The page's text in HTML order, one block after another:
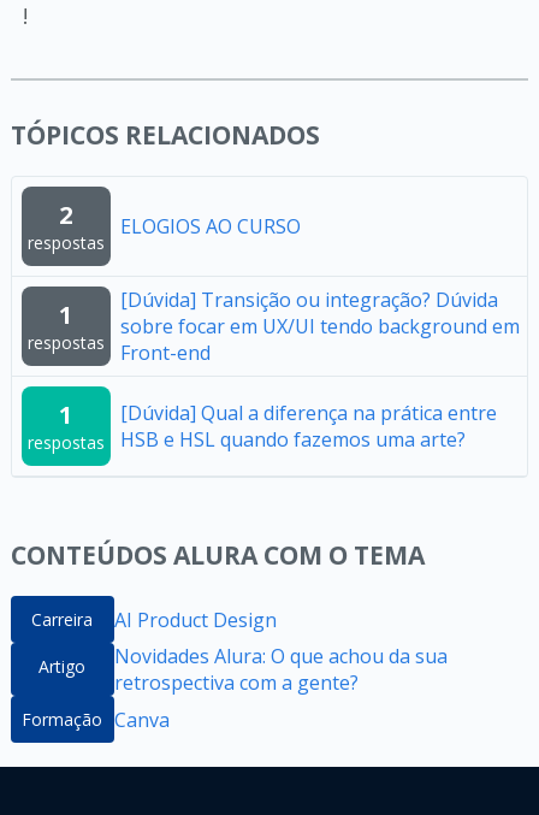
!
TÓPICOS RELACIONADOS
2
respostas
ELOGIOS AO CURSO
1
respostas
[Dúvida] Transição ou integração? Dúvida
sobre focar em UX/UI tendo background em
Front-end
1
respostas
[Dúvida] Qual a diferença na prática entre
HSB e HSL quando fazemos uma arte?
CONTEÚDOS ALURA COM O TEMA
Carreira AI Product Design
Artigo
Novidades Alura: O que achou da sua
retrospectiva com a gente?
Formação Canva